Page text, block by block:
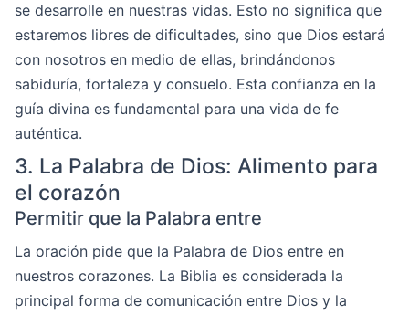
se desarrolle en nuestras vidas. Esto no significa que
estaremos libres de dificultades, sino que Dios estará
con nosotros en medio de ellas, brindándonos
sabiduría, fortaleza y consuelo. Esta confianza en la
guía divina es fundamental para una vida de fe
auténtica.
3. La Palabra de Dios: Alimento para
el corazón
Permitir que la Palabra entre
La oración pide que la Palabra de Dios entre en
nuestros corazones. La Biblia es considerada la
principal forma de comunicación entre Dios y la